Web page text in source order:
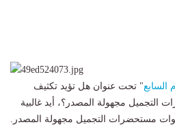
السابع" تحت عنوان هل تؤيد تكثيف
مجهولة المصدر؟، أيد غالبية
مستحضرات التجميل مجهولة المصدر.